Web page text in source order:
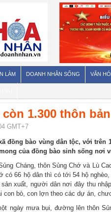
LÀM DOANH NHÂN SỐNG VĂN
còn 1.300 thôn
GMT+7
đồng bào vùng dân tộc, với
của đồng bào sinh sống nơi
Cháng, thôn Sủng Chớ và Lù
có 66 hộ dân thì có tới 54 hộ
xuất, người dân nơi đây thu
con bò, con lợn theo các dự án,
ngày mưa bụi, đường lên thôn